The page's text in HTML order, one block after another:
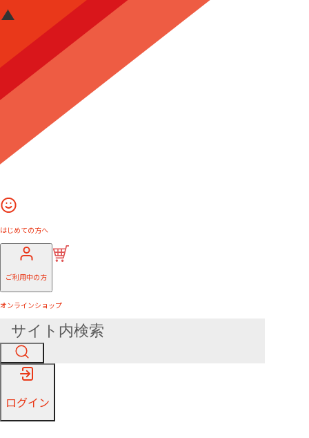
はじめての方へ
ご利用中の方
オンラインショップ
ログイン